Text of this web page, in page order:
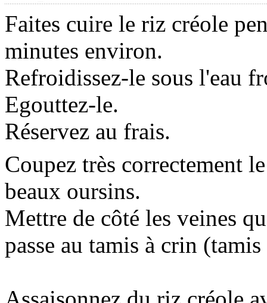
Faites cuire le riz créole
minutes environ.
Refroidissez-le sous l'eau
Egouttez-le.
Réservez au frais.
Coupez très correctement
beaux oursins.
Mettre de côté les veines
passe au tamis à crin